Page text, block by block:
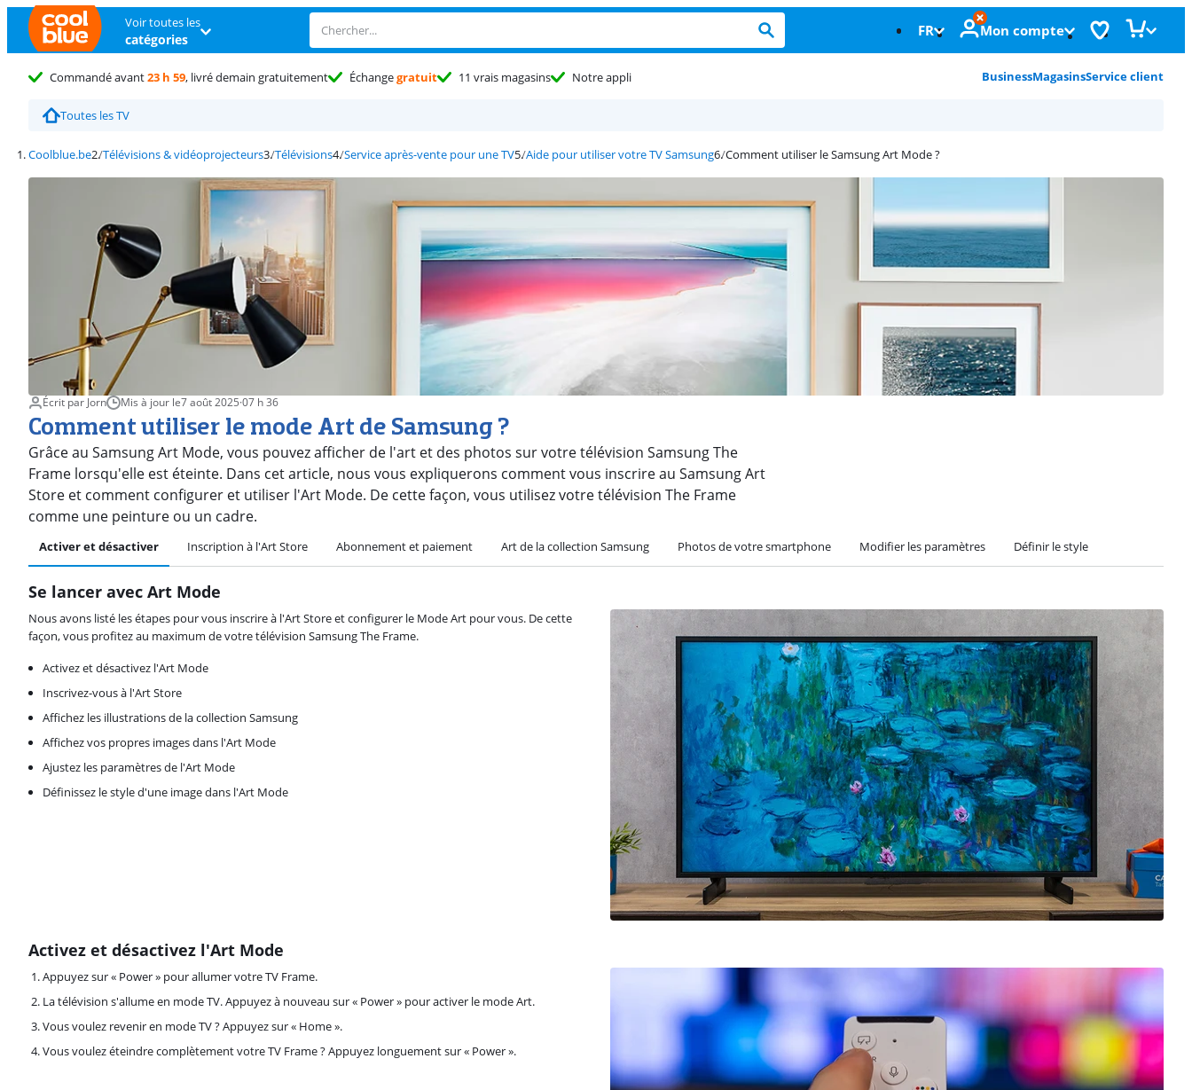
Voir toutes les
catégories FR Mon compte
Commandé avant23 h 59, livré demain gratuitement Échangegratuit 11 vrais magasins Notre appli BusinessMagasinsService client
Toutes les TV
Coolblue.be Télévisions & vidéoprojecteurs Télévisions Service après-vente pour une TV Aide pour utiliser votre TV Samsung Comment utiliser le Samsung Art Mode ?
Écrit par Jorn Mis à jour le7 août 2025·07 h 36
Comment utiliser le mode Art de Samsung ?
Grâce au Samsung Art Mode, vous pouvez afficher de l'art et des photos sur votre télévision Samsung The
Frame lorsqu'elle est éteinte. Dans cet article, nous vous expliquerons comment vous inscrire au Samsung Art
Store et comment configurer et utiliser l'Art Mode. De cette façon, vous utilisez votre télévision The Frame
comme une peinture ou un cadre.
Activer et désactiver Inscription à l'Art Store Abonnement et paiement Art de la collection Samsung Photos de votre smartphone Modifier les paramètres Définir le style
Se lancer avec Art Mode
Nous avons listé les étapes pour vous inscrire à l'Art Store et configurer le Mode Art pour vous. De cette
façon, vous profitez au maximum de votre télévision Samsung The Frame.
Activez et désactivez l'Art Mode
Inscrivez-vous à l'Art Store
Affichez les illustrations de la collection Samsung
Affichez vos propres images dans l'Art Mode
Ajustez les paramètres de l'Art Mode
Définissez le style d'une image dans l'Art Mode
Activez et désactivez l'Art Mode
Appuyez sur « Power » pour allumer votre TV Frame.
La télévision s'allume en mode TV. Appuyez à nouveau sur « Power » pour activer le mode Art.
Vous voulez revenir en mode TV ? Appuyez sur « Home ».
Vous voulez éteindre complètement votre TV Frame ? Appuyez longuement sur « Power ».